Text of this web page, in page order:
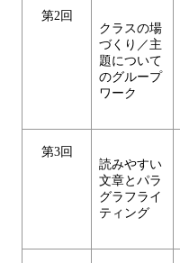
第2回
クラスの場
づくり／主
題について
のグループ
ワーク
第3回
読みやすい
文章とパラ
グラフライ
ティング